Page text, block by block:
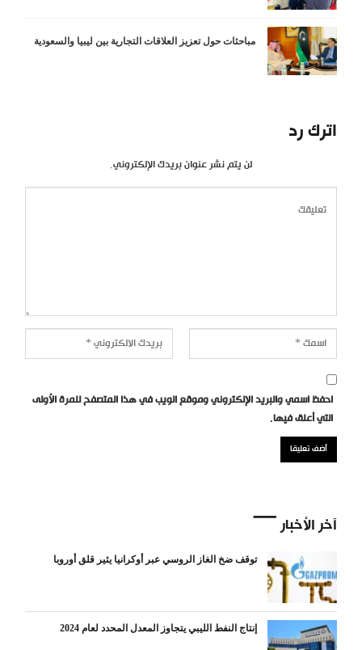
مباحثات حول تعزيز العلاقات التجارية بين ليبيا والسعودية
اترك رد
لن يتم نشر عنوان بريدك الإلكتروني.
احفظ اسمي والبريد الإلكتروني وموقع الويب في هذا المتصفح للمرة الأولى
التي أعلق فيها.
آخر الأخبار
توقف ضخ الغاز الروسي عبر أوكرانيا يثير قلق أوروبا
إنتاج النفط الليبي يتجاوز المعدل المحدد لعام 2024